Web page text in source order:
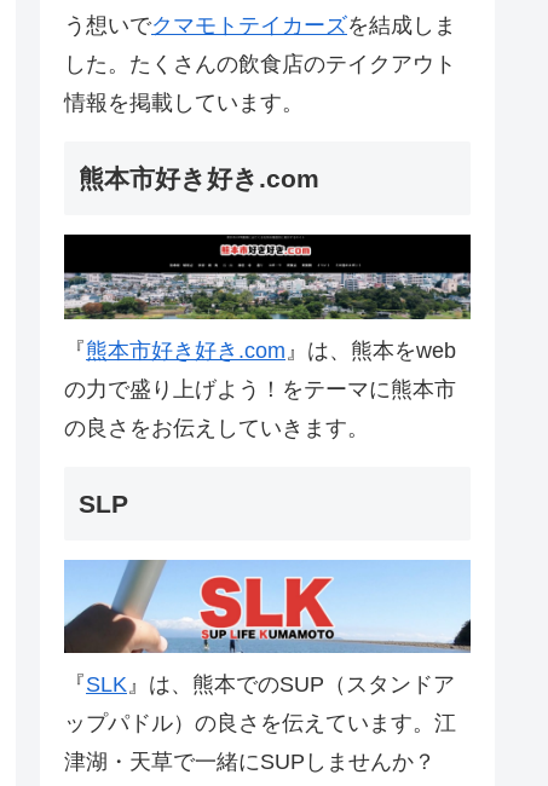
う想いでクマモトテイカーズを結成しま
した。たくさんの飲食店のテイクアウト
情報を掲載しています。
熊本市好き好き.com
『熊本市好き好き.com 』は、熊本をweb
の力で盛り上げよう！をテーマに熊本市
の良さをお伝えしていきます。
SLP
『SLK 』は、熊本でのSUP（スタンドア
ップパドル）の良さを伝えています。江
津湖・天草で一緒にSUPしませんか？